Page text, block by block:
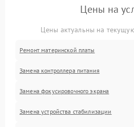
Цены на
Цены актуальны на
Ремонт материнской платы
Замена контроллера питания
Замена фокусировочного экрана
Замена устройства стабилизации